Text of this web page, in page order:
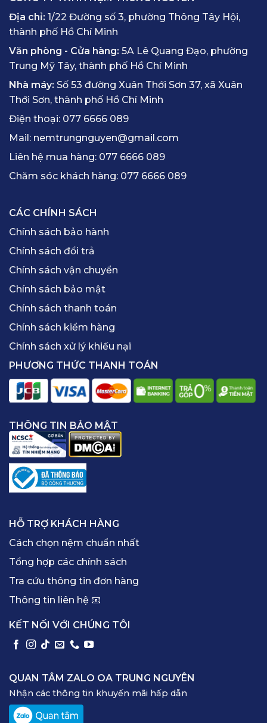
Địa chỉ: 1/22 Đường số 3, phường Thông Tây Hội,
thành phố Hồ Chí Minh
Văn phòng - Cửa hàng: 5A Lê Quang Đạo, phường
Trung Mỹ Tây, thành phố Hồ Chí Minh
Nhà máy: Số 53 đường Xuân Thới Sơn 37, xã Xuân
Thới Sơn, thành phố Hồ Chí Minh
Điện thoại: 077 6666 089
Mail: nemtrungnguyen@gmail.com
Liên hệ mua hàng: 077 6666 089
Chăm sóc khách hàng: 077 6666 089
CÁC CHÍNH SÁCH
Chính sách bảo hành
Chính sách đổi trả
Chính sách vận chuyển
Chính sách bảo mật
Chính sách thanh toán
Chính sách kiểm hàng
Chính sách xử lý khiếu nại
PHƯƠNG THỨC THANH TOÁN
THÔNG TIN BẢO MẬT
HỖ TRỢ KHÁCH HÀNG
Cách chọn nệm chuẩn nhất
Tổng hợp các chính sách
Tra cứu thông tin đơn hàng
Thông tin liên hệ 📧
KẾT NỐI VỚI CHÚNG TÔI
QUAN TÂM ZALO OA TRUNG NGUYÊN
Nhận các thông tin khuyến mãi hấp dẫn